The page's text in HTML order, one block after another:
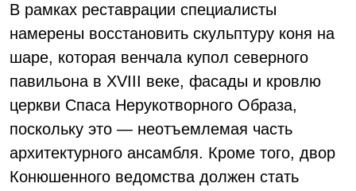
В рамках реставрации специалисты
намерены восстановить скульптуру коня на
шаре, которая венчала купол северного
павильона в XVIII веке, фасады и кровлю
церкви Спаса Нерукотворного Образа,
поскольку это — неотъемлемая часть
архитектурного ансамбля. Кроме того, двор
Конюшенного ведомства должен стать